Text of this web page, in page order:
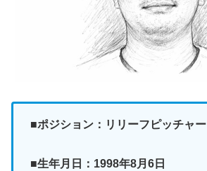
■ポジション：リリーフピッチャー
■生年月日：1998年8月6日